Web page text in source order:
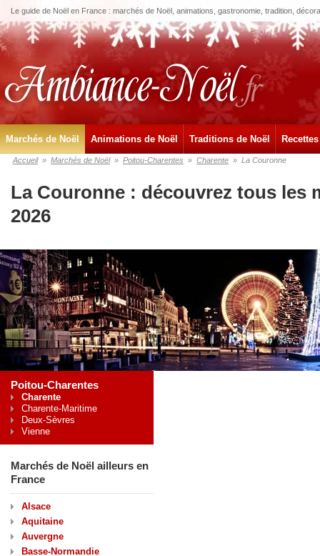
Le guide de Noël en France : marchés de Noël, animations, gastronomie, tradition,
Marchés de Noël Animations de Noël Traditions de Noël
Accueil » Marchés de Noël » Poitou-Charentes » Charente » La Couronne
La Couronne : découvrez tous les
2026
Poitou-Charentes
Charente
Charente-Maritime
Deux-Sèvres
Vienne
Marchés de Noël ailleurs en
France
Alsace
Aquitaine
Auvergne
Basse-Normandie